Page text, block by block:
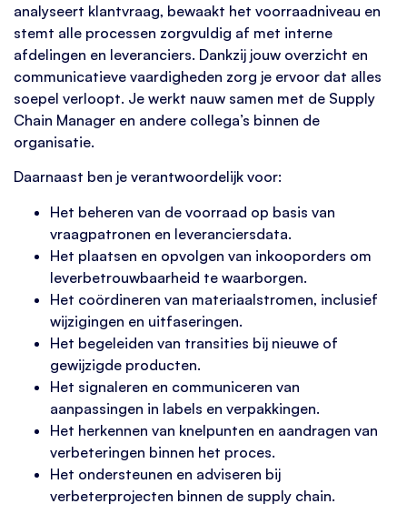
analyseert klantvraag, bewaakt het voorraadniveau en
stemt alle processen zorgvuldig af met interne
afdelingen en leveranciers. Dankzij jouw overzicht en
communicatieve vaardigheden zorg je ervoor dat alles
soepel verloopt. Je werkt nauw samen met de Supply
Chain Manager en andere collega’s binnen de
organisatie.
Daarnaast ben je verantwoordelijk voor:
Het beheren van de voorraad op basis van
vraagpatronen en leveranciersdata.
Het plaatsen en opvolgen van inkooporders om
leverbetrouwbaarheid te waarborgen.
Het coördineren van materiaalstromen, inclusief
wijzigingen en uitfaseringen.
Het begeleiden van transities bij nieuwe of
gewijzigde producten.
Het signaleren en communiceren van
aanpassingen in labels en verpakkingen.
Het herkennen van knelpunten en aandragen van
verbeteringen binnen het proces.
Het ondersteunen en adviseren bij
verbeterprojecten binnen de supply chain.